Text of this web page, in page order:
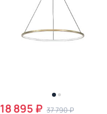
18 895 ₽ 37 790 ₽